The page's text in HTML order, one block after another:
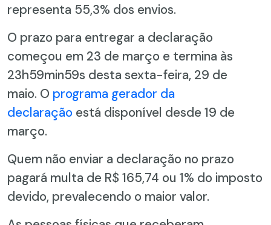
representa 55,3% dos envios.
O prazo para entregar a declaração
começou em 23 de março e termina às
23h59min59s desta sexta-feira, 29 de
maio. O programa gerador da
declaração está disponível desde 19 de
março.
Quem não enviar a declaração no prazo
pagará multa de R$ 165,74 ou 1% do imposto
devido, prevalecendo o maior valor.